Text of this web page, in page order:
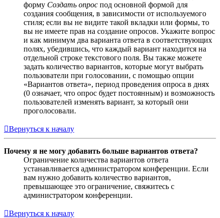
форму Создать опрос под основной формой для
создания сообщения, в зависимости от используемого
стиля; если вы не видите такой вкладки или формы, то
вы не имеете прав на создание опросов. Укажите вопрос
и как минимум два варианта ответа в соответствующих
полях, убедившись, что каждый вариант находится на
отдельной строке текстового поля. Вы также можете
задать количество вариантов, которые могут выбрать
пользователи при голосовании, с помощью опции
«Вариантов ответа», период проведения опроса в днях
(0 означает, что опрос будет постоянным) и возможность
пользователей изменять вариант, за который они
проголосовали.
Вернуться к началу
Почему я не могу добавить больше вариантов ответа?
Ограничение количества вариантов ответа
устанавливается администратором конференции. Если
вам нужно добавить количество вариантов,
превышающее это ограничение, свяжитесь с
администратором конференции.
Вернуться к началу